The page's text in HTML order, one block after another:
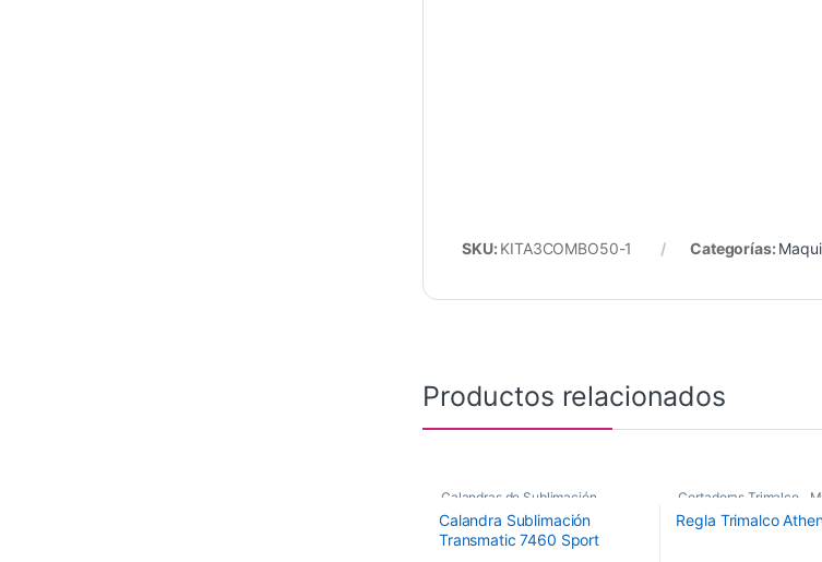
SKU: KITA3COMBO50-1 Categorías:
Productos relacionados
Calandras de Sublimación
Calandras de Sublimación
Transmatic
Calandra Sublimación
Transmatic 7460 Sport
Cortadoras Trimalco
,Maquinaria de
Regla Trimalco